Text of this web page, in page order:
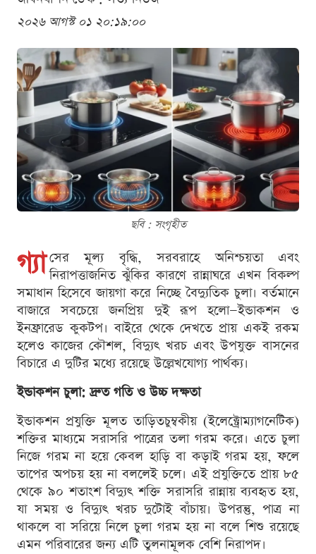
২০২৬ আগস্ট ০১ ২০:১৯:০০
ছবি : সংগৃহীত
গ্যা সের মূল্য বৃদ্ধি, সরবরাহে অনিশ্চয়তা এবং
নিরাপত্তাজনিত ঝুঁকির কারণে রান্নাঘরে এখন বিকল্প
সমাধান হিসেবে জায়গা করে নিচ্ছে বৈদ্যুতিক চুলা। বর্তমানে
বাজারে সবচেয়ে জনপ্রিয় দুই রূপ হলো—ইন্ডাকশন ও
ইনফ্রারেড কুকটপ। বাইরে থেকে দেখতে প্রায় একই রকম
হলেও কাজের কৌশল, বিদ্যুৎ খরচ এবং উপযুক্ত বাসনের
বিচারে এ দুটির মধ্যে রয়েছে উল্লেখযোগ্য পার্থক্য।
ইন্ডাকশন চুলা: দ্রুত গতি ও উচ্চ দক্ষতা
ইন্ডাকশন প্রযুক্তি মূলত তাড়িতচুম্বকীয় (ইলেক্ট্রোম্যাগনেটিক)
শক্তির মাধ্যমে সরাসরি পাত্রের তলা গরম করে। এতে চুলা
নিজে গরম না হয়ে কেবল হাড়ি বা কড়াই গরম হয়, ফলে
তাপের অপচয় হয় না বললেই চলে। এই প্রযুক্তিতে প্রায় ৮৫
থেকে ৯০ শতাংশ বিদ্যুৎ শক্তি সরাসরি রান্নায় ব্যবহৃত হয়,
যা সময় ও বিদ্যুৎ খরচ দুটোই বাঁচায়। উপরন্তু, পাত্র না
থাকলে বা সরিয়ে নিলে চুলা গরম হয় না বলে শিশু রয়েছে
এমন পরিবারের জন্য এটি তুলনামূলক বেশি নিরাপদ।